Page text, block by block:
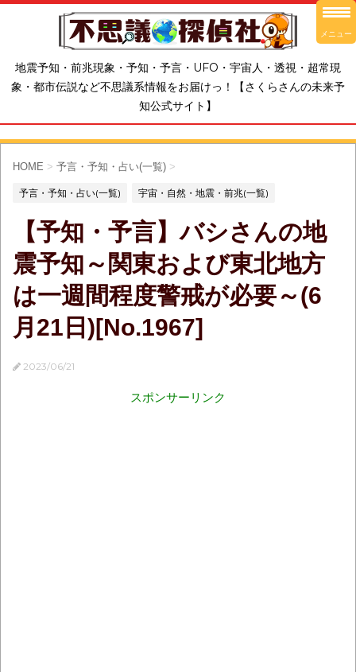
地震予知・前兆現象・予知・予言・UFO・宇宙人・透視・超常現
象・都市伝説など不思議系情報をお届けっ！【さくらさんの未来予
知公式サイト】
HOME > 予言・予知・占い(一覧) >
予言・予知・占い(一覧) 宇宙・自然・地震・前兆(一覧)
【予知・予言】バシさんの地
震予知～関東および東北地方
は一週間程度警戒が必要～(6
月21日)[No.1967]
2023/06/21
スポンサーリンク
メニュー